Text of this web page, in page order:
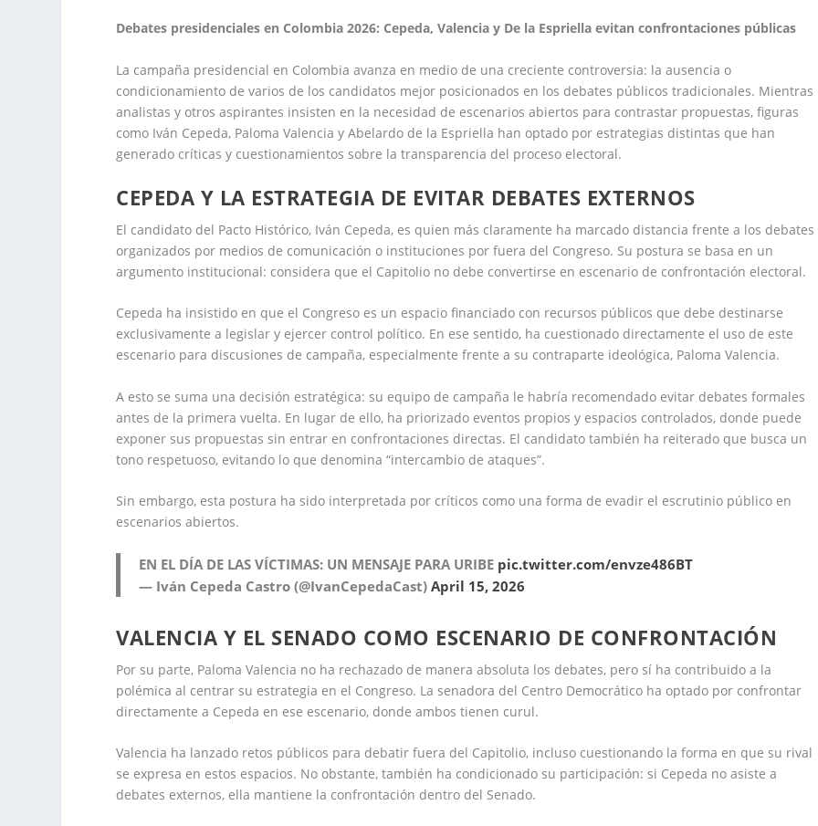
Debates presidenciales en Colombia 2026: Cepeda, Valencia y De la Espriella evitan confrontaciones públicas
La campaña presidencial en Colombia avanza en medio de una creciente controversia: la ausencia o
condicionamiento de varios de los candidatos mejor posicionados en los debates públicos tradicionales. Mientras
analistas y otros aspirantes insisten en la necesidad de escenarios abiertos para contrastar propuestas, figuras
como Iván Cepeda, Paloma Valencia y Abelardo de la Espriella han optado por estrategias distintas que han
generado críticas y cuestionamientos sobre la transparencia del proceso electoral.
CEPEDA Y LA ESTRATEGIA DE EVITAR DEBATES EXTERNOS
El candidato del Pacto Histórico, Iván Cepeda, es quien más claramente ha marcado distancia frente a los debates
organizados por medios de comunicación o instituciones por fuera del Congreso. Su postura se basa en un
argumento institucional: considera que el Capitolio no debe convertirse en escenario de confrontación electoral.
Cepeda ha insistido en que el Congreso es un espacio financiado con recursos públicos que debe destinarse
exclusivamente a legislar y ejercer control político. En ese sentido, ha cuestionado directamente el uso de este
escenario para discusiones de campaña, especialmente frente a su contraparte ideológica, Paloma Valencia.
A esto se suma una decisión estratégica: su equipo de campaña le habría recomendado evitar debates formales
antes de la primera vuelta. En lugar de ello, ha priorizado eventos propios y espacios controlados, donde puede
exponer sus propuestas sin entrar en confrontaciones directas. El candidato también ha reiterado que busca un
tono respetuoso, evitando lo que denomina “intercambio de ataques”.
Sin embargo, esta postura ha sido interpretada por críticos como una forma de evadir el escrutinio público en
escenarios abiertos.
EN EL DÍA DE LAS VÍCTIMAS: UN MENSAJE PARA URIBE pic.twitter.com/envze486BT
— Iván Cepeda Castro (@IvanCepedaCast)April 15, 2026
VALENCIA Y EL SENADO COMO ESCENARIO DE CONFRONTACIÓN
Por su parte, Paloma Valencia no ha rechazado de manera absoluta los debates, pero sí ha contribuido a la
polémica al centrar su estrategia en el Congreso. La senadora del Centro Democrático ha optado por confrontar
directamente a Cepeda en ese escenario, donde ambos tienen curul.
Valencia ha lanzado retos públicos para debatir fuera del Capitolio, incluso cuestionando la forma en que su rival
se expresa en estos espacios. No obstante, también ha condicionado su participación: si Cepeda no asiste a
debates externos, ella mantiene la confrontación dentro del Senado.